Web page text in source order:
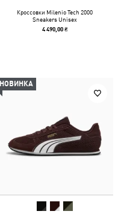
Кроссовки Milenio Tech 2000
Sneakers Unisex
4 490,00 ₴
НОВИНКА